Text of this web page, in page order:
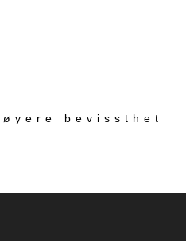
bevissthet